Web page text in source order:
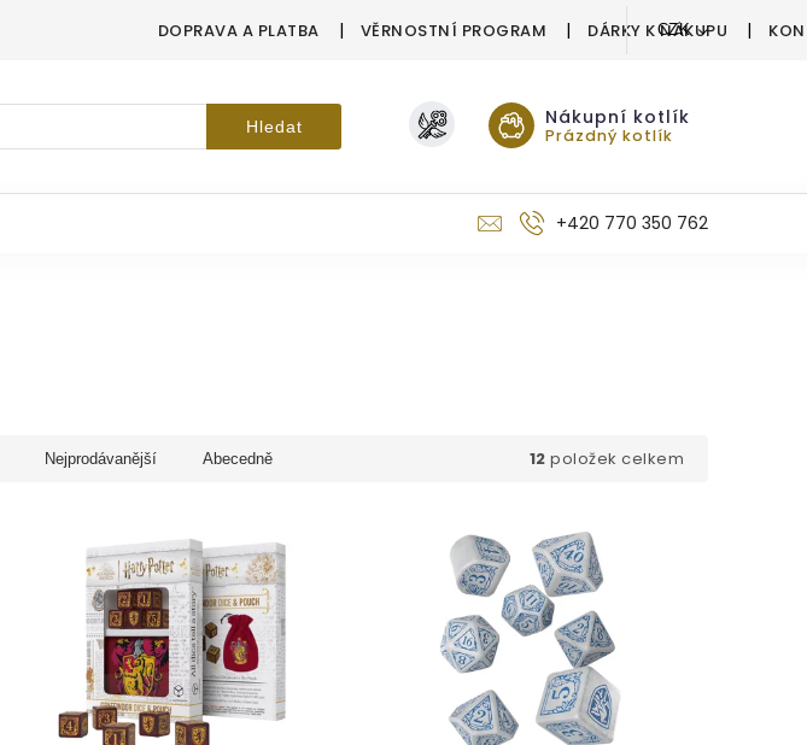
DOPRAVA A PLATBA VĚRNOSTNÍ PROGRAM DÁRKY K NÁKUPU
CZK
Hledat Nákupní kotlík
Prázdný kotlík
+420 770 350 762
Nejprodávanější Abecedně 12 položek celkem